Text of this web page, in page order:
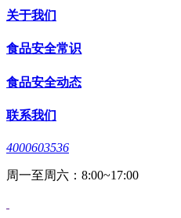
关于我们
食品安全常识
食品安全动态
联系我们
4000603536
周一至周六：8:00~17:00